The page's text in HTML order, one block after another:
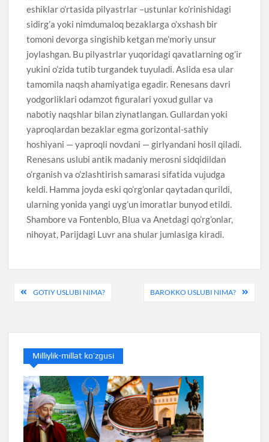
eshiklar o’rtasida pilyastrlar –ustunlar ko’rinishidagi
sidirg’a yoki nimdumaloq bezaklarga o’xshash bir
tomoni devorga singishib ketgan me’moriy unsur
joylashgan. Bu pilyastrlar yuqoridagi qavatlarning og’ir
yukini o’zida tutib turgandek tuyuladi. Aslida esa ular
tamomila naqsh ahamiyatiga egadir. Renesans davri
yodgorliklari odamzot figuralari yoxud gullar va
nabotiy naqshlar bilan ziynatlangan. Gullardan yoki
yaproqlardan bezaklar egma gorizontal-sathiy
hoshiyani — yaproqli novdani — girlyandani hosil qiladi.
Renesans uslubi antik madaniy merosni sidqidildan
o’rganish va o’zlashtirish samarasi sifatida vujudga
keldi. Hamma joyda eski qo’rg’onlar qaytadan qurildi,
ularning yonida yangi uyg’un imoratlar bunyod etildi.
Shambore va Fontenblo, Blua va Anetdagi qo’rg’onlar,
nihoyat, Parijdagi Luvr ana shular jumlasiga kiradi.
PostGOTIY USLUBI NIMA? BAROKKO USLUBI NIMA?
Milliylik-millat ko’zgusi